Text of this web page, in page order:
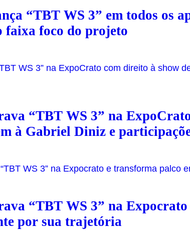
“TBT WS 3” em todos os
faixa foco do projeto
“TBT WS 3” na
à Gabriel Diniz e
“TBT WS 3” na
por sua trajetória